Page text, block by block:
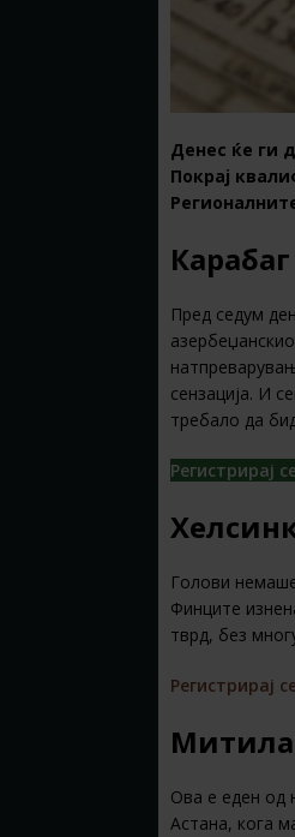
Денес ќе ги
Покрај
Пред седум
сензација. И
требало да
Регистрирај
Голови
Финците
тврд, без
Регистрирај
Ова е еден од
Астана, кога